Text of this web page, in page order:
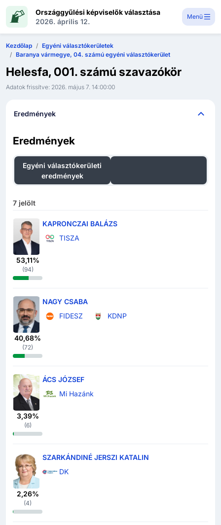
Országgyűlési képviselők választása
2026. április 12.
Menü
Kezdőlap
Egyéni választókerületek
Baranya vármegye, 04. számú egyéni választókerület
Helesfa, 001. számú szavazókör
Adatok frissítve: 2026. május 7. 14:00:00
Eredmények
Eredmények
Egyéni választókerületi
eredmények
7 jelölt
53,11%
(94)
KAPRONCZAI BALÁZS
TISZA
40,68%
(72)
NAGY CSABA
FIDESZ
KDNP
3,39%
(6)
ÁCS JÓZSEF
Mi Hazánk
2,26%
(4)
SZARKÁNDINÉ JERSZI KATALIN
DK